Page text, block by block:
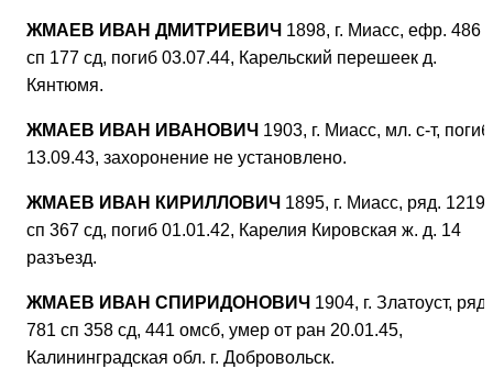
ЖМАЕВ ИВАН ДМИТРИЕВИЧ 1898, г. Миасс, ефр. 486
сп 177 сд, погиб 03.07.44, Карельский перешеек д.
Кянтюмя.
ЖМАЕВ ИВАН ИВАНОВИЧ 1903, г. Миасс, мл. с-т, погиб
13.09.43, захоронение не установлено.
ЖМАЕВ ИВАН КИРИЛЛОВИЧ 1895, г. Миасс, ряд. 1219
сп 367 сд, погиб 01.01.42, Карелия Кировская ж. д. 14
разъезд.
ЖМАЕВ ИВАН СПИРИДОНОВИЧ 1904, г. Златоуст, ряд.
781 сп 358 сд, 441 омсб, умер от ран 20.01.45,
Калининградская обл. г. Добровольск.